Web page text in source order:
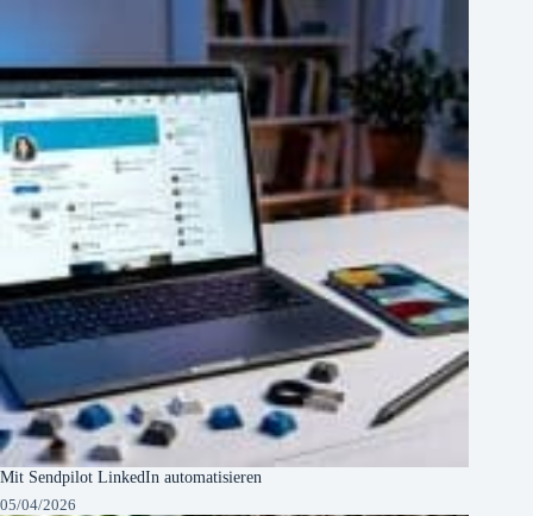
Mit Sendpilot LinkedIn automatisieren
05/04/2026